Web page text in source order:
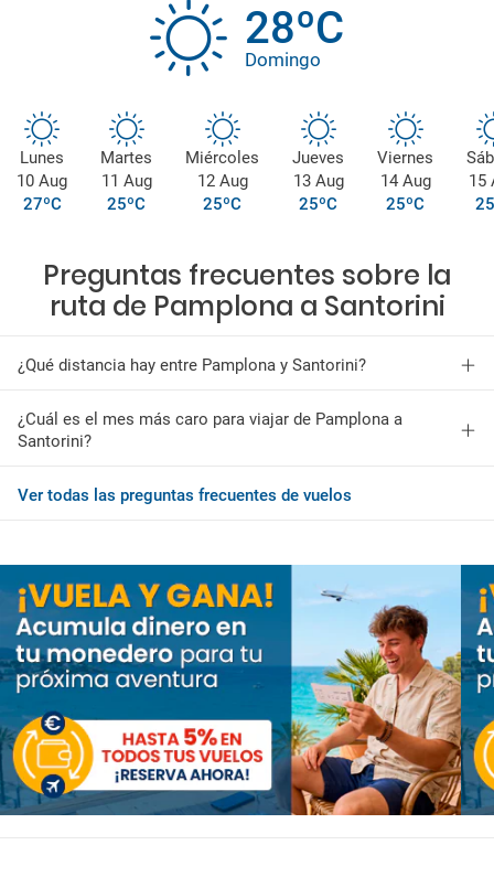
28ºC
Domingo
Lunes
10 Aug
27ºC
Martes
11 Aug
25ºC
Miércoles
12 Aug
25ºC
Jueves
13 Aug
25ºC
Viernes
14 Aug
25ºC
15
Preguntas frecuentes sobre la
ruta de Pamplona a Santorini
¿Qué distancia hay entre Pamplona y Santorini?
¿Cuál es el mes más caro para viajar de Pamplona a
Santorini?
Ver todas las preguntas frecuentes de vuelos